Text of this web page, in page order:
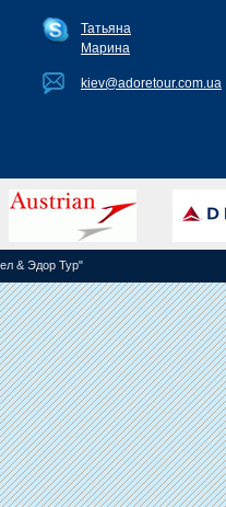
Татьяна
Марина
kiev@adoretour.com.ua
& Эдор Тур"